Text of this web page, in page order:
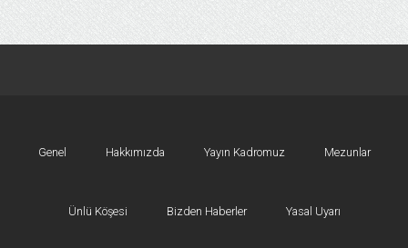
Genel Hakkımızda Yayın Kadromuz Mezunlar
Ünlü Köşesi Bizden Haberler Yasal Uyarı